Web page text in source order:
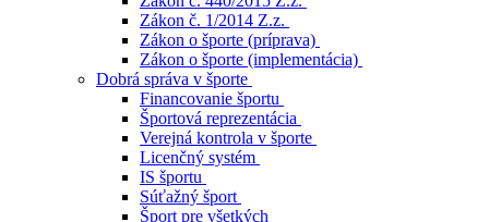
Zákon č. 1/2014 Z.z.
Zákon o športe (príprava)
Zákon o športe (implementácia)
Dobrá správa v športe
Financovanie športu
Športová reprezentácia
Verejná kontrola v športe
Licenčný systém
IS športu
Súťažný šport
Šport pre všetkých